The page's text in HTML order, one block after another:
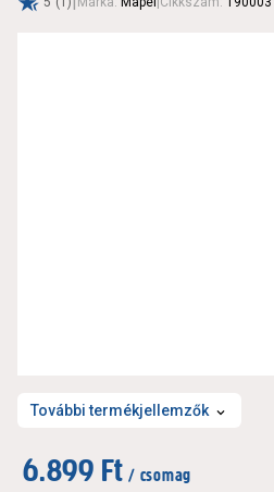
További termékjellemzők
6.899 Ft / csomag